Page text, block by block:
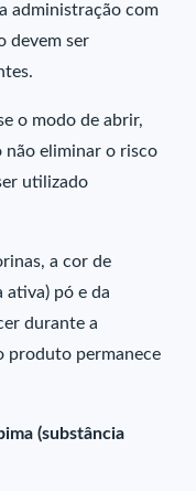
administração com
devem ser
o modo de abrir,
eliminar o risco
utilizado
a cor de
ativa) pó e da
durante a
produto permanece
(substância